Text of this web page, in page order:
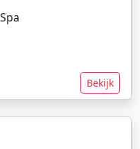
Bekijk